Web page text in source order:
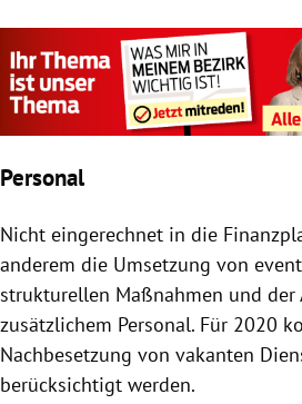
Personal
Nicht eingerechnet in die
anderem die Umsetzung von
strukturellen Maßnahmen und der
zusätzlichem Personal. Für 2020
Nachbesetzung von vakanten
berücksichtigt werden.